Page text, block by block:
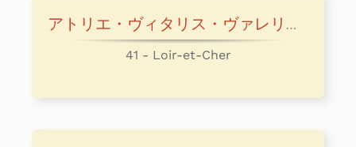
アトリエ・ヴィタリス・ヴァレリー・ラディックス
41 - Loir-et-Cher